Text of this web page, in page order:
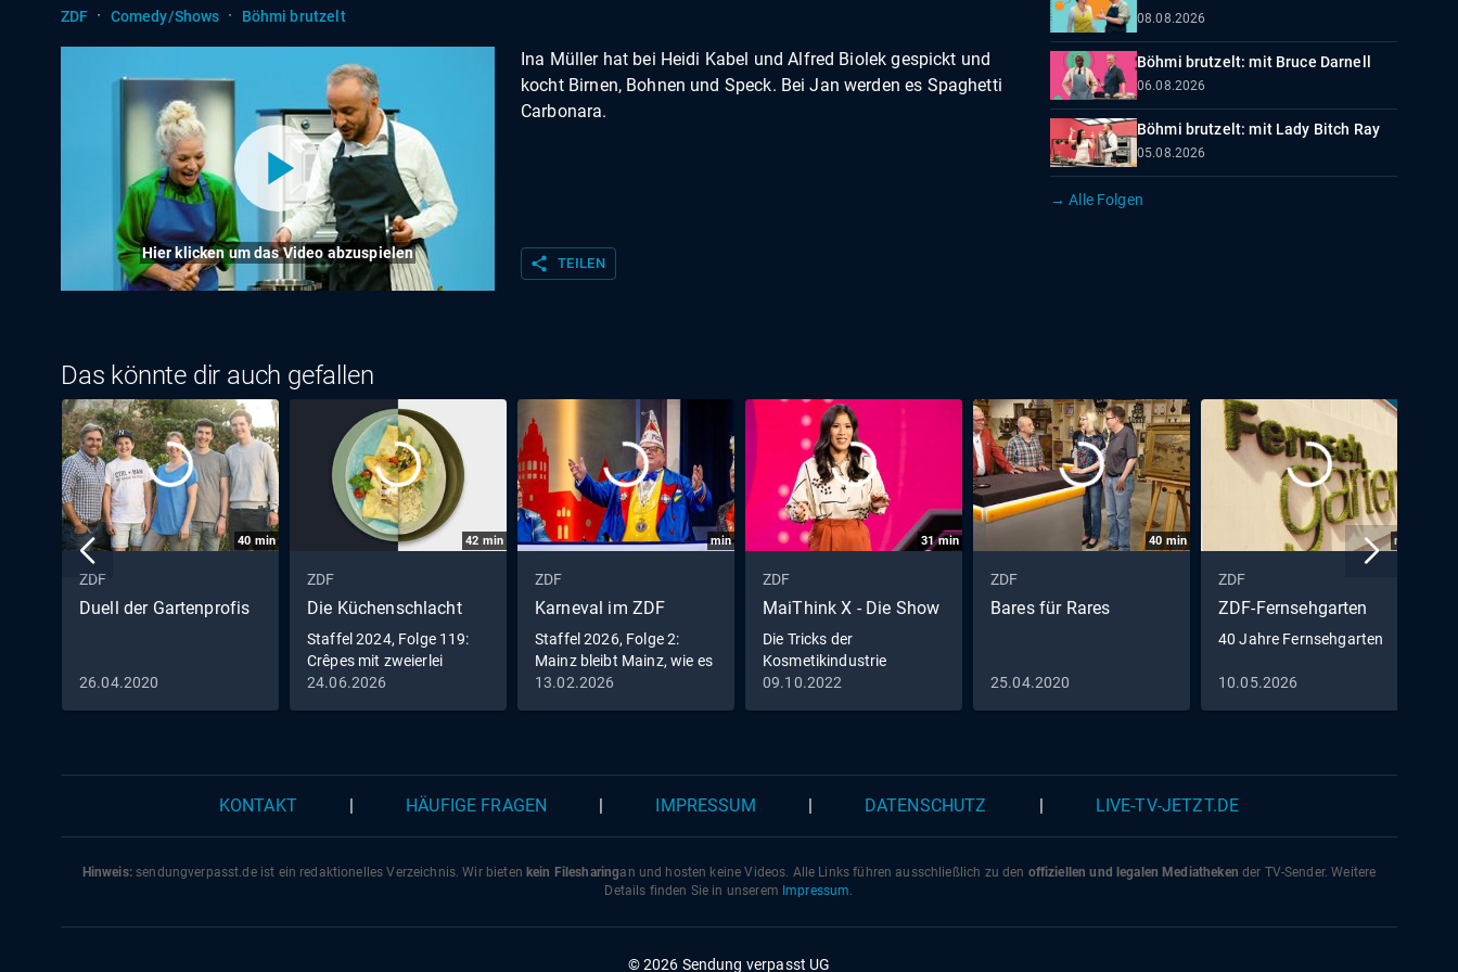
ZDF · Comedy/Shows · Böhmi brutzelt
Hier klicken um das Video abzuspielen
Ina Müller hat bei Heidi Kabel und Alfred Biolek gespickt und
kocht Birnen, Bohnen und Speck. Bei Jan werden es Spaghetti
Carbonara.
share TEILEN
08.08.2026
Böhmi brutzelt: mit Bruce Darnell
06.08.2026
Böhmi brutzelt: mit Lady Bitch Ray
05.08.2026
→ Alle Folgen
Das könnte dir auch gefallen
40 min
ZDF
Duell der Gartenprofis
26.04.2020
42 min
ZDF
Die Küchenschlacht
Staffel 2024, Folge 119:
Crêpes mit zweierlei
Füllung vs. Zitrus-
24.06.2026
min
ZDF
Karneval im ZDF
Staffel 2026, Folge 2:
Mainz bleibt Mainz, wie es
singt und lacht
13.02.2026
31min
ZDF
MaiThink X - Die Show
Die Tricks der
Kosmetikindustrie
09.10.2022
40 min
ZDF
Bares für Rares
25.04.2020
min
ZDF
ZDF-Fernsehgarten
40 Jahre Fernsehgarten
10.05.2026
KONTAKT HÄUFIGE FRAGEN IMPRESSUM DATENSCHUTZ LIVE-TV-JETZT.DE
Hinweis:sendungverpasst.deist ein redaktionelles Verzeichnis. Wir bieten kein Filesharingan und hosten keine Videos. Alle Links führen ausschließlich zu den offiziellen und legalen Mediatheken der TV-Sender. Weitere
Details finden Sie in unserem Impressum.
© 2026 Sendung verpasst UG